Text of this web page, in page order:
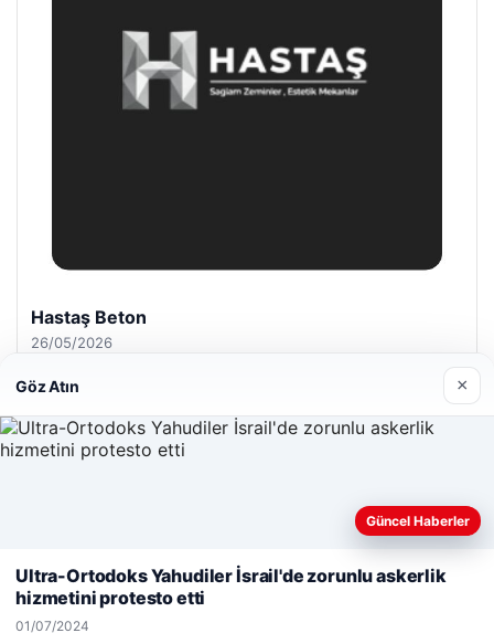
Hastaş Beton
26/05/2026
Web sitemizi nasıl kullandığınızı daha iyi anlayabilmek,
kullanıyoruz.Çerez Politikamız
Göz Atın ×
Güncel Haberler
Ultra-Ortodoks Yahudiler İsrail'de zorunlu askerlik
hizmetini protesto etti
01/07/2024
malta dil okulları